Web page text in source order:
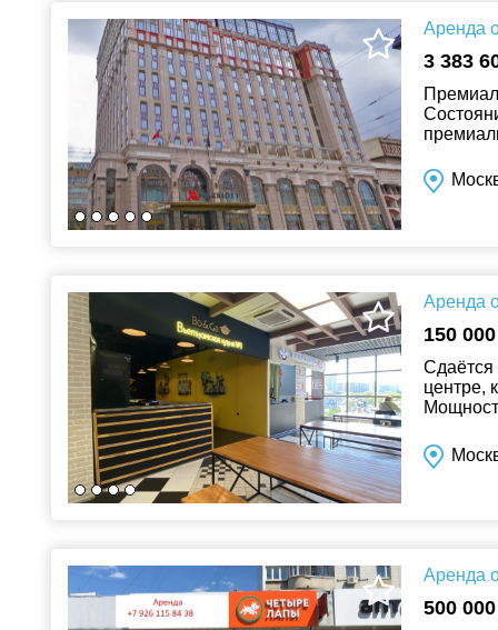
Аренда
3 383
Аренда
150
Сдаётся
центре,
Аренда
500